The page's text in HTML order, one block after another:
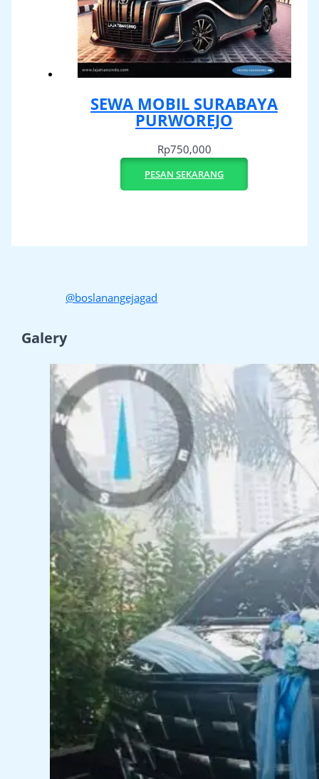
SEWA MOBIL SURABAYA
PURWOREJO
Rp750,000
PESAN SEKARANG
@boslanangejagad
Galery